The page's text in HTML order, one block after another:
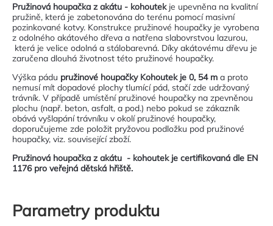
Pružinová houpačka z akátu - kohoutekje upevněna na kvalitní
pružině, která je zabetonována do terénu pomocí masivní
pozinkované kotvy. Konstrukce pružinové houpačky je vyrobena
z odolného akátového dřeva a natřena slabovrstvou lazurou,
která je velice odolná a stálobarevná. Díky akátovému dřevu je
zaručena dlouhá životnost této pružinové houpačky.
Výška pádu pružinové houpačky Kohoutek je 0, 54 m a proto
nemusí mít dopadové plochy tlumící pád, stačí zde udržovaný
trávník. V případě umístění pružinové houpačky na zpevněnou
plochu (např. beton, asfalt, a pod.) nebo pokud se zákazník
obává vyšlapání trávníku v okolí pružinové houpačky,
doporučujeme zde položit pryžovou podložku pod pružinové
houpačky, viz. související zboží.
Pružinová houpačka z akátu - kohoutek je certifikovaná dle EN
1176 pro veřejná dětská hřiště.
Parametry produktu